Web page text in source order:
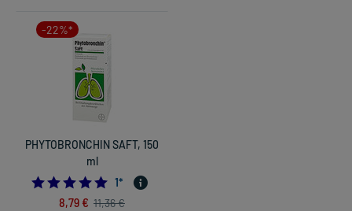
-22%*
PHYTOBRONCHIN SAFT, 150
ml
5.0
1*
8,79 € 11,36 €